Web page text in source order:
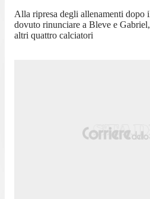
Alla ripresa degli allenamenti dopo
dovuto rinunciare a Bleve e
altri quattro calciatori